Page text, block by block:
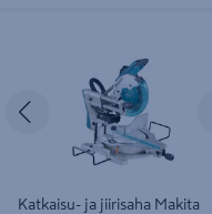
Edellinen
Katkaisu- ja jiirisaha Makita